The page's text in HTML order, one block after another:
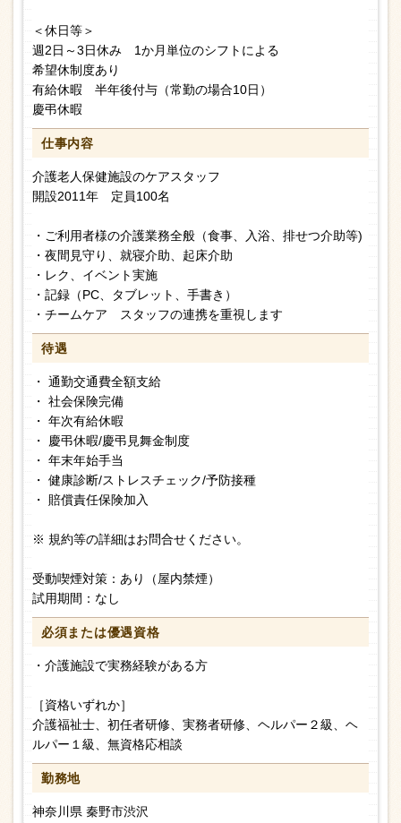
＜休日等＞
週2日～3日休み 1か月単位のシフトによる
希望休制度あり
有給休暇 半年後付与（常勤の場合10日）
慶弔休暇
仕事内容
介護老人保健施設のケアスタッフ
開設2011年 定員100名
・ご利用者様の介護業務全般（食事、入浴、排せつ介助等)
・夜間見守り、就寝介助、起床介助
・レク、イベント実施
・記録（PC、タブレット、手書き）
・チームケア スタッフの連携を重視します
待遇
・ 通勤交通費全額支給
・ 社会保険完備
・ 年次有給休暇
・ 慶弔休暇/慶弔見舞金制度
・ 年末年始手当
・ 健康診断/ストレスチェック/予防接種
・ 賠償責任保険加入
※ 規約等の詳細はお問合せください。
受動喫煙対策：あり（屋内禁煙）
試用期間：なし
必須または優遇資格
・介護施設で実務経験がある方
［資格いずれか］
介護福祉士、初任者研修、実務者研修、ヘルパー２級、ヘ
ルパー１級、無資格応相談
勤務地
神奈川県 秦野市渋沢